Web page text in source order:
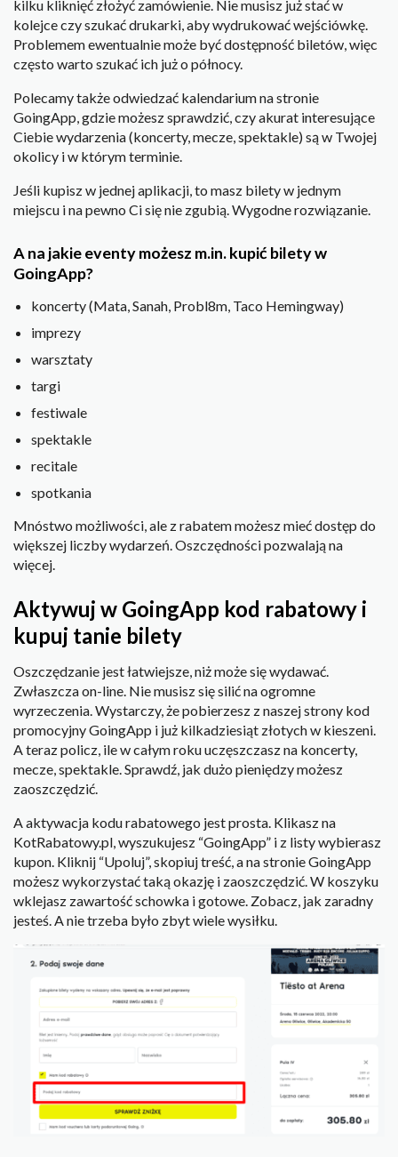
kilku kliknięć złożyć zamówienie. Nie musisz już stać w
kolejce czy szukać drukarki, aby wydrukować wejściówkę.
Problemem ewentualnie może być dostępność biletów, więc
często warto szukać ich już o północy.
Polecamy także odwiedzać kalendarium na stronie
GoingApp, gdzie możesz sprawdzić, czy akurat interesujące
Ciebie wydarzenia (koncerty, mecze, spektakle) są w Twojej
okolicy i w którym terminie.
Jeśli kupisz w jednej aplikacji, to masz bilety w jednym
miejscu i na pewno Ci się nie zgubią. Wygodne rozwiązanie.
A na jakie eventy możesz m.in. kupić bilety w
GoingApp?
koncerty (Mata, Sanah, Probl8m, Taco Hemingway)
imprezy
warsztaty
targi
festiwale
spektakle
recitale
spotkania
Mnóstwo możliwości, ale z rabatem możesz mieć dostęp do
większej liczby wydarzeń. Oszczędności pozwalają na
więcej.
Aktywuj w GoingApp kod rabatowy i
kupuj tanie bilety
Oszczędzanie jest łatwiejsze, niż może się wydawać.
Zwłaszcza on-line. Nie musisz się silić na ogromne
wyrzeczenia. Wystarczy, że pobierzesz z naszej strony kod
promocyjny GoingApp i już kilkadziesiąt złotych w kieszeni.
A teraz policz, ile w całym roku uczęszczasz na koncerty,
mecze, spektakle. Sprawdź, jak dużo pieniędzy możesz
zaoszczędzić.
A aktywacja kodu rabatowego jest prosta. Klikasz na
KotRabatowy.pl, wyszukujesz “GoingApp” i z listy wybierasz
kupon. Kliknij “Upoluj”, skopiuj treść, a na stronie GoingApp
możesz wykorzystać taką okazję i zaoszczędzić. W koszyku
wklejasz zawartość schowka i gotowe. Zobacz, jak zaradny
jesteś. A nie trzeba było zbyt wiele wysiłku.